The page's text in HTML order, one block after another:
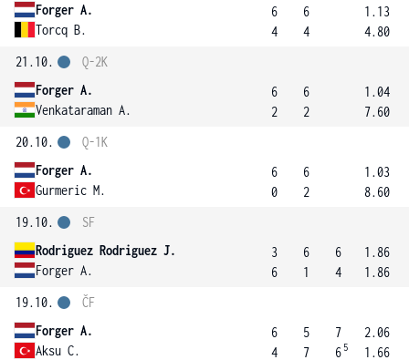
Forger A.
Torcq B.
6
4
6
4
1.13
4.80
21.10.
Forger A.
Venkataraman A.
Q-2K
6
2
6
2
1.04
7.60
20.10.
Forger A.
Gurmeric M.
Q-1K
6
0
6
2
1.03
8.60
19.10.
Rodriguez Rodriguez J.
Forger A.
SF
3
6
6
1
6
4
1.86
1.86
19.10.
Forger A.
Aksu C.
ČF
6
4
5
7
7
6 5
2.06
1.66